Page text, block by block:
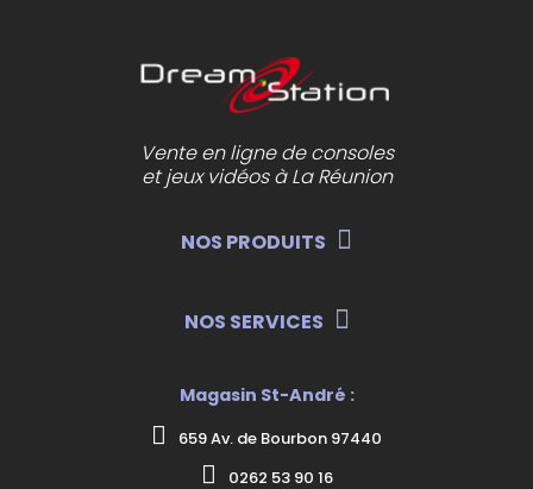
Vente en ligne de consoles
et jeux vidéos à La Réunion
NOS PRODUITS
NOS SERVICES
Magasin St-André :
659 Av. de Bourbon 97440
0262 53 90 16